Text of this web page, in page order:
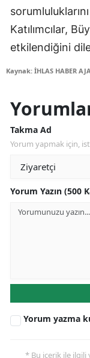
Katılımcılar,
etkilendiğini
Kaynak: İHLAS HABER
Takma Ad
Yorum yapmak için,
Yorum Yazın (500
Yorum yazma
* Bu içerik ile ilgili